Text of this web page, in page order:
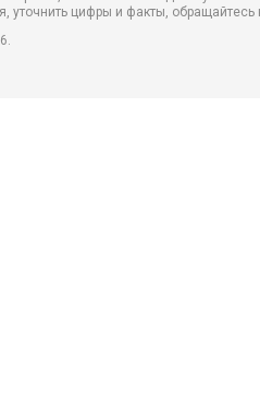
уточнить цифры и факты,